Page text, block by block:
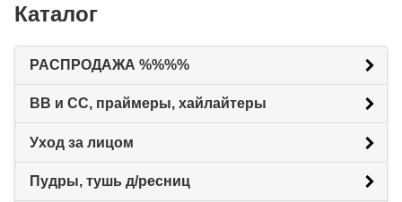
Каталог
РАСПРОДАЖА %%%%
BB и CC, праймеры, хайлайтеры
Уход за лицом
Пудры, тушь д/ресниц